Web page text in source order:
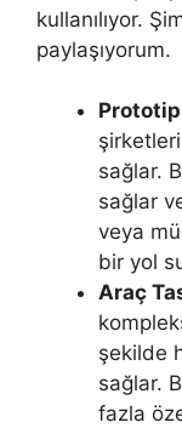
kullanılıyor.
paylaşıyorum.
sağlar.
sağlar
veya
bir yol
Araç
şekilde
sağlar.
fazla